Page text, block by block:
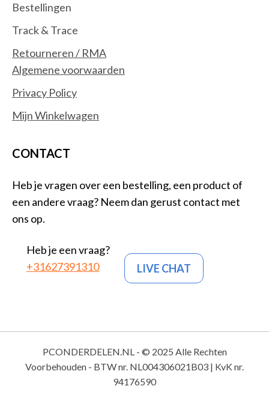
Bestellingen
Track & Trace
Retourneren / RMA
Algemene voorwaarden
Privacy Policy
Mijn Winkelwagen
CONTACT
Heb je vragen over een bestelling, een product of
een andere vraag? Neem dan gerust contact met
ons op.
Heb je een vraag?
+31627391310
LIVE CHAT
PCONDERDELEN.NL - © 2025 Alle Rechten
Voorbehouden - BTW nr. NL004306021B03 | KvK nr.
94176590